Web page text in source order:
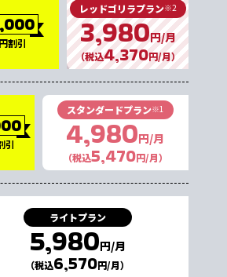
ライトプラン
5,980円/月
（税込6,570円/月）
引
スタンダードプラン※1
4,980円/月
（税込5,470円/月）
円割引
レッドゴリラプラン※2
3,980円/月
（税込4,370円/月）